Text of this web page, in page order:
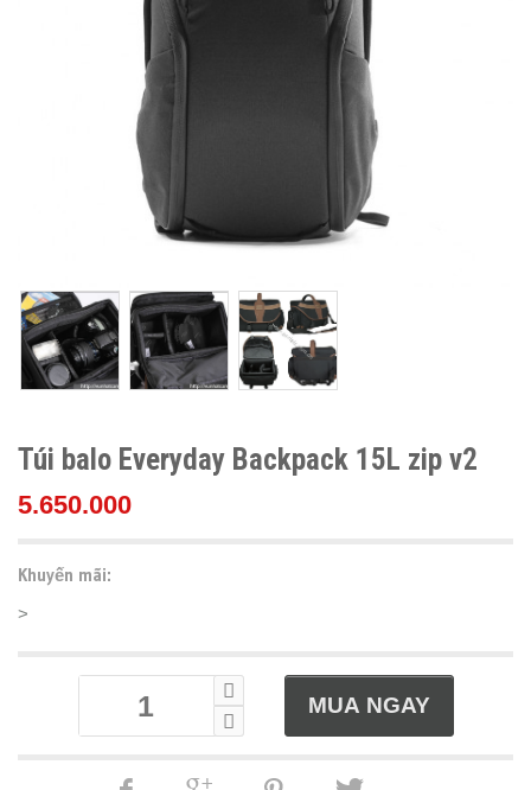
Túi balo Everyday Backpack 15L zip v2
5.650.000
Khuyến mãi:
>